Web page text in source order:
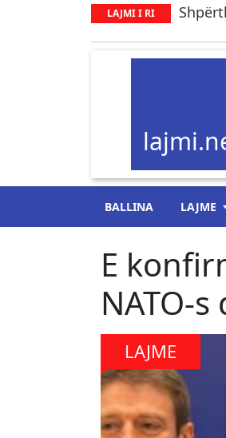
LAJMI I RI
BALLINA LAJME
E
NATO-
LAJME